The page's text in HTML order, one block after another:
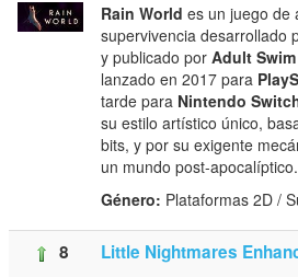
Rain World es un juego de
supervivencia desarrollado
y publicado porAdult
lanzado en 2017 para
tarde para Nintendo
su estilo artístico único,
bits, y por su exigente
un mundo post-apocalíptico.
Género: Plataformas 2D /
8 Little Nightmares